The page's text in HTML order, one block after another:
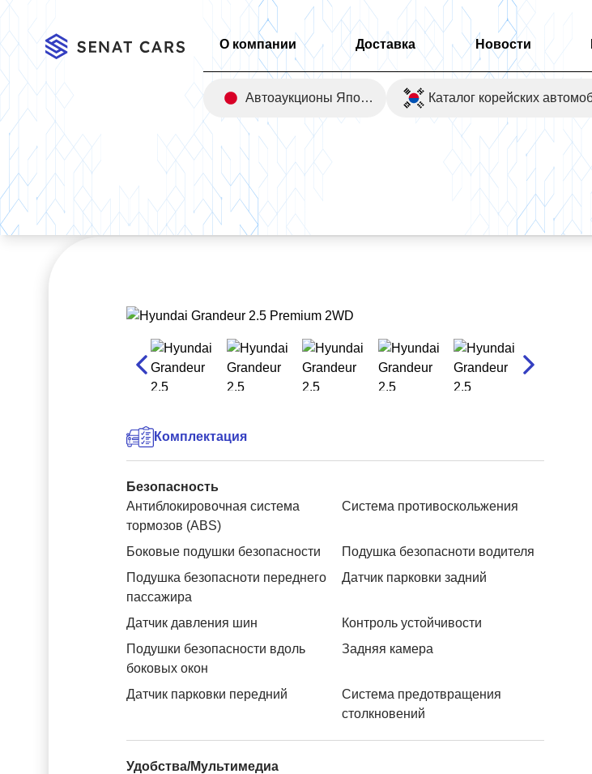
О компании Доставка Новости
Автоаукционы Японии
Главная/Каталог Hyundai Grandeur 2.5 Premium 2WD
Комплектация
Безопасность
Антиблокировочная система
тормозов (ABS)
Система противоскольжения
Боковые подушки безопасности
Подушка безопасноти водителя
Подушка безопасноти переднего
пассажира
Датчик парковки задний
Датчик давления шин
Контроль устойчивости
Подушки безопасности вдоль
боковых окон
Задняя камера
Датчик парковки передний
Система предотвращения
столкновений
Удобства/Мультимедиа